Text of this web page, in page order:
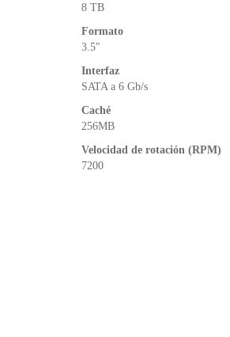
8 TB
Formato
3.5″
Interfaz
SATA a 6 Gb/s
Caché
256MB
Velocidad de rotación (RPM)
7200